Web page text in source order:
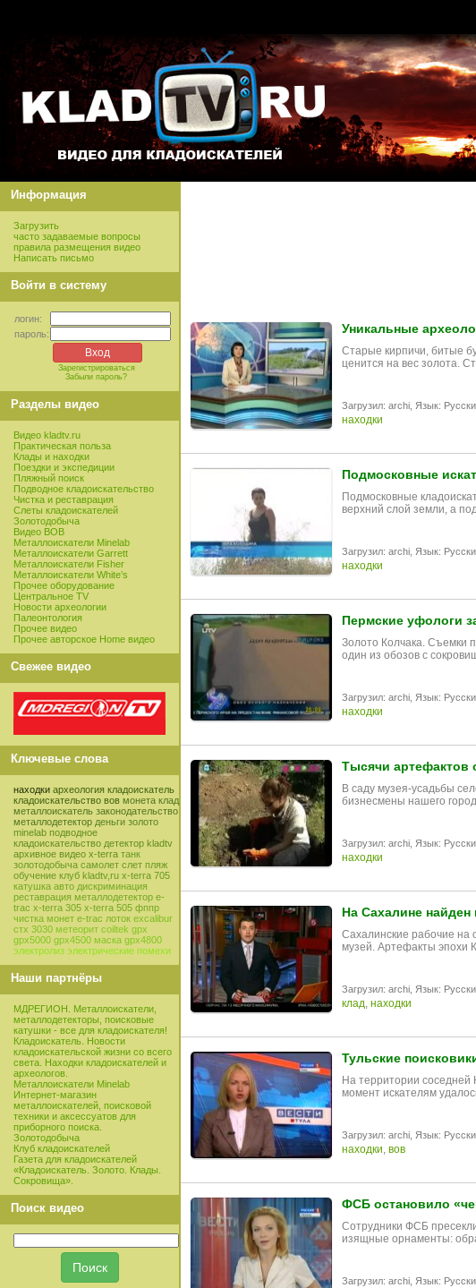
Информация
Загрузить
часто задаваемые вопросы
правила размещения видео
Написать письмо
Войти в систему
логин:
пароль:
Зарегистрироваться
Забыли пароль?
Разделы видео
Видео kladtv.ru
Практическая польза
Клады и находки
Поездки и экспедиции
Пляжный поиск
Подводное кладоискательство
Чистка и реставрация
Слеты кладоискателей
Золотодобыча
Видео ВОВ
Металлоискатели Minelab
Металлоискатели Garrett
Металлоискатели Fisher
Металлоискатели White’s
Прочее оборудование
Центральное TV
Новости археологии
Палеонтология
Прочее видео
Прочее авторское Home видео
Свежее видео
Ключевые слова
находки археология кладоискатель
кладоискательство вов монета клад
металлоискатель законодательство
металлодетектор деньги золото
minelab подводное
кладоискательство детектор kladtv
архивное видео x-terra танк
золотодобыча самолет слет пляж
обучение клуб kladtv,ru x-terra 705
катушка авто дискриминация
реставрация металлодетектор e-
trac x-terra 305 x-terra 505 фппр
чистка монет e-trac лоток excalibur
стх 3030 метеорит coiltek gpx
gpx5000 gpx4500 маска gpx4800
электролиз электрические помехи
Наши партнёры
МДРЕГИОН. Металлоискатели,
металлодетекторы, поисковые
катушки - все для кладоискателя!
Кладоискатель. Новости
кладоискательской жизни со всего
света. Находки кладоискателей и
археологов.
Металлоискатели Minelab
Интернет-магазин
металлоискателей, поисковой
техники и аксессуатов для
приборного поиска.
Золотодобыча
Клуб кладоискателей
Газета для кладоискателей
«Кладоискатель. Золото. Клады.
Сокровища».
Поиск видео
Уникальные
Старые кирпичи, битые
ценится на вес золота.
Загрузил: archi, Язык:
находки
Подмосковные
Подмосковные
верхний слой земли, а
Загрузил: archi, Язык:
находки
Пермские уфологи
Золото Колчака. Съемки
один из обозов с
Загрузил: archi, Язык:
находки
Тысячи артефактов
В саду музея-усадьбы
бизнесмены нашего
Загрузил: archi, Язык:
находки
На Сахалине найден
Сахалинские рабочие на
музей. Артефакты эпохи
Загрузил: archi, Язык:
клад, находки
Тульские
На территории соседней
момент искателям
Загрузил: archi, Язык:
находки, вов
ФСБ остановило
Сотрудники ФСБ
изящные орнаменты:
Загрузил: archi, Язык: